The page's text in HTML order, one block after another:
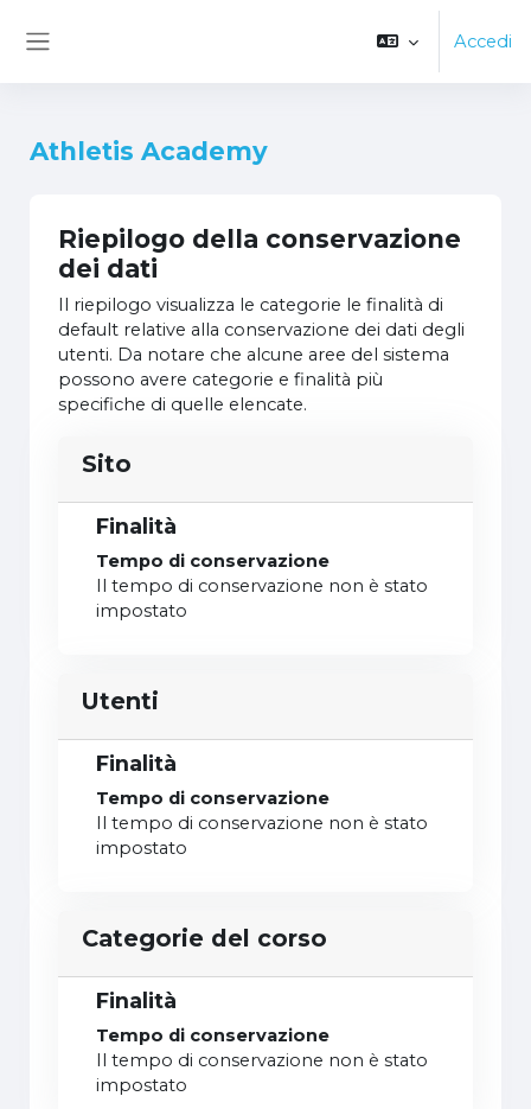
Vai al contenuto principale
Accedi
Athletis Academy
Riepilogo della conservazione
dei dati
Il riepilogo visualizza le categorie le finalità di
default relative alla conservazione dei dati degli
utenti. Da notare che alcune aree del sistema
possono avere categorie e finalità più
specifiche di quelle elencate.
Sito
Finalità
Tempo di conservazione
Il tempo di conservazione non è stato
impostato
Utenti
Finalità
Tempo di conservazione
Il tempo di conservazione non è stato
impostato
Categorie del corso
Finalità
Tempo di conservazione
Il tempo di conservazione non è stato
impostato